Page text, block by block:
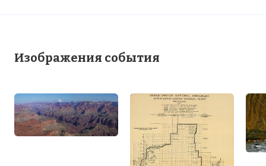
Изображения события